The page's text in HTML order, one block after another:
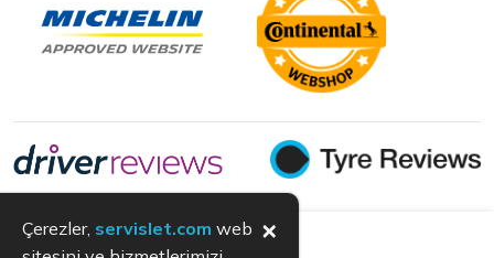
Çerezler, servislet.com web ×